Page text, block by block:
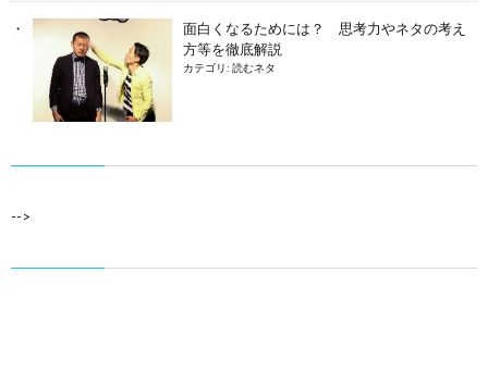
面白くなるためには？ 思考力やネタの考え
方等を徹底解説
カテゴリ: 読むネタ
-->